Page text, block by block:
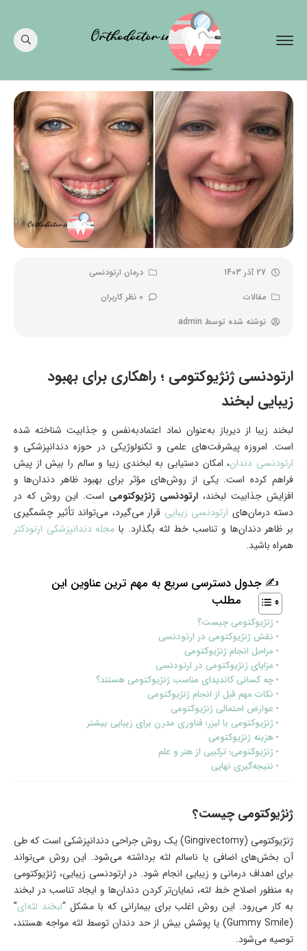
27 آذر 1403
درمان ارتودنسی
مقالات
0 نظر کاربران
نوشته شده توسط admin
ارتودنسی ژنژیوکتومی ؛ راهکاری برای بهبود
زیبایی لبخند
لبخند زیبا از دیرباز به‌عنوان نماد اعتمادبه‌نفس و جذابیت شناخته شده
است. امروزه پیشرفت‌های علمی و تکنولوژیکی در حوزه دندانپزشکی و
ارتودنسی دندان، امکان دستیابی به لبخندی زیبا و سالم را بیش از پیش
فراهم کرده است. یکی از روش‌های مؤثر برای بهبود ظاهر دندان‌ها و
افزایش جذابیت لبخند، ارتودنسی ژنژیوکتومی است. این روش که در
دسته درمان‌های ارتودنسی زیبایی قرار می‌گیرد، می‌تواند تأثیر چشمگیری
بر ظاهر دندان‌ها و تناسب خط لثه بگذارد. با مجله دندانپزشکی ارتودکتر
همراه باشید.
✍ جدول دسترسی سریع به مهم ترین عناوین این
مطلب
ژنژیوکتومی چیست؟
نقش ژنژیوکتومی در ارتودنسی
مراحل انجام ژنژیوکتومی
مزایای ژنژیوکتومی در ارتودنسی
چه کسانی کاندیدای مناسب ژنژیوکتومی هستند؟
نکات مهم قبل از انجام ژنژیوکتومی
عوارض احتمالی ژنژیوکتومی
ژنژیوکتومی با لیزر؛ فناوری مدرن برای زیبایی بیشتر
هزینه ژنژیوکتومی
ژنژیوکتومی؛ ترکیبی از هنر و علم
نتیجه‌گیری نهایی
ژنژیوکتومی چیست؟
ژنژیوکتومی (Gingivectomy) یک روش جراحی دندانپزشکی است که طی
آن بخش‌های اضافی یا ناسالم لثه برداشته می‌شود. این روش می‌تواند
برای اهداف درمانی و زیبایی انجام شود. در ارتودنسی زیبایی، ژنژیوکتومی
به منظور اصلاح خط لثه، نمایان‌تر کردن دندان‌ها و ایجاد تناسب در لبخند
به کار می‌رود. این روش اغلب برای بیمارانی که با مشکل “لبخند لثه‌ای”
(Gummy Smile) یا پوشش بیش از حد دندان توسط لثه مواجه هستند،
توصیه می‌شود.